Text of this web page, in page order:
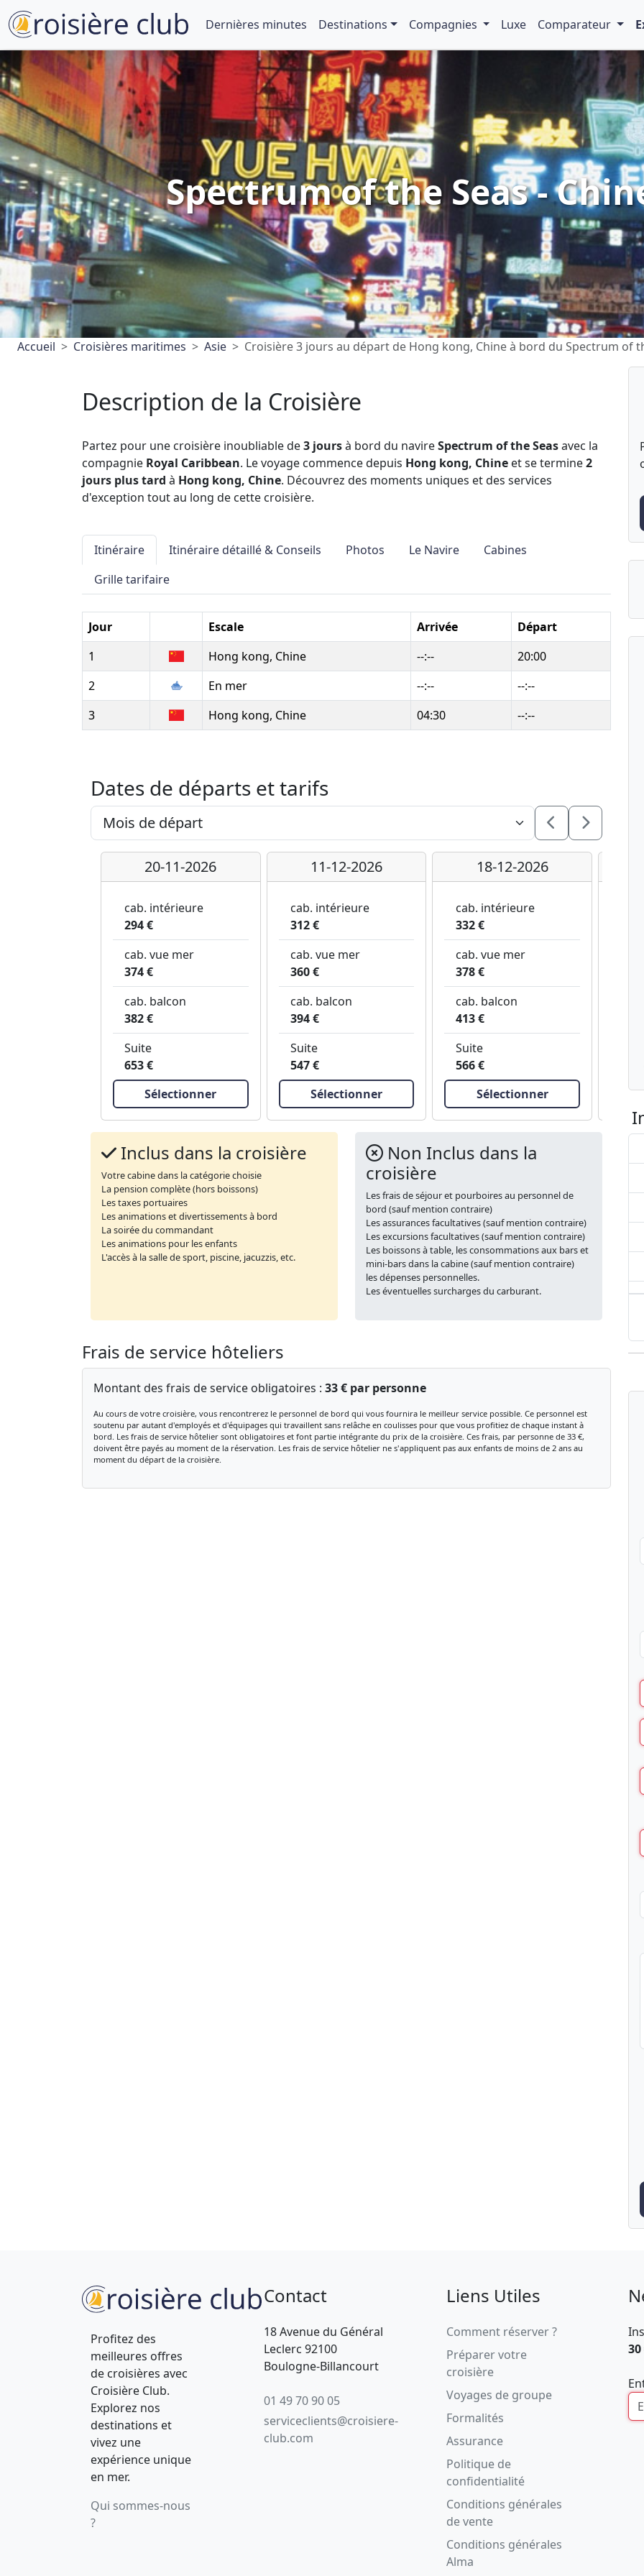
Dernières minutes Destinations Compagnies Luxe Comparateur
Spectrum of the Seas -
Accueil Croisières maritimes Asie Croisière 3 jours au départ de Hong kong, Chine à bord du Spectrum of
Description de la Croisière
Partez pour une croisière inoubliable de3 joursà bord du navireSpectrum of the Seasavec la
compagnie Royal Caribbean. Le voyage commence depuis Hong kong, Chine et se termine2
jours plus tard à Hong kong, Chine. Découvrez des moments uniques et des services
d'exception tout au long de cette croisière.
Itinéraire Itinéraire détaillé & Conseils Photos Le Navire
Cabines
Grille tarifaire
Jour Escale Arrivée
Départ
1
Hong kong, Chine --:--
20:00
2
En mer --:--
--:--
3
Hong kong, Chine 04:30 --:--
Dates de départs et tarifs
20-11-2026
cab. intérieure
294 €
cab. vue mer
374 €
cab. balcon
382 €
Suite
653 €
Sélectionner
11-12-2026
cab. intérieure
312 €
cab. vue mer
360 €
cab. balcon
394 €
Suite
547 €
Sélectionner
18-12-2026
cab. intérieure
332 €
cab. vue mer
378 €
cab. balcon
413 €
Suite
566 €
Sélectionner
Inclus dans la croisière
Votre cabine dans la catégorie choisie
La pension complète (hors boissons)
Les taxes portuaires
Les animations et divertissements à bord
La soirée du commandant
Les animations pour les enfants
L'accès à la salle de sport, piscine, jacuzzis, etc.
Non Inclus dans la
croisière
Les frais de séjour et pourboires au personnel de
bord (sauf mention contraire)
Les assurances facultatives (sauf mention contraire)
Les excursions facultatives (sauf mention contraire)
Les boissons à table, les consommations aux bars et
mini-bars dans la cabine (sauf mention contraire)
les dépenses personnelles.
Les éventuelles surcharges du carburant.
Frais de service hôteliers
Montant des frais de service obligatoires : 33 € par personne
Au cours de votre croisière, vous rencontrerez le personnel de bord qui vous fournira le meilleur service possible. Ce personnel est
soutenu par autant d'employés et d'équipages qui travaillent sans relâche en coulisses pour que vous profitiez de chaque instant à
bord. Les frais de service hôtelier sont obligatoires et font partie intégrante du prix de la croisière. Ces frais, par personne de 33 €,
doivent être payés au moment de la réservation. Les frais de service hôtelier ne s'appliquent pas aux enfants de moins de 2 ans au
moment du départ de la croisière.
Profitez des
meilleures offres
de croisières avec
Croisière Club.
Explorez nos
destinations et
vivez une
expérience unique
en mer.
Qui sommes-nous
?
Contact
18 Avenue du Général
Leclerc 92100
Boulogne-Billancourt
01 49 70 90 05
serviceclients@croisiere-
club.com
Liens Utiles
Comment réserver ?
Préparer votre
croisière
Voyages de groupe
Formalités
Assurance
Politique de
confidentialité
Conditions générales
de vente
Conditions générales
Alma